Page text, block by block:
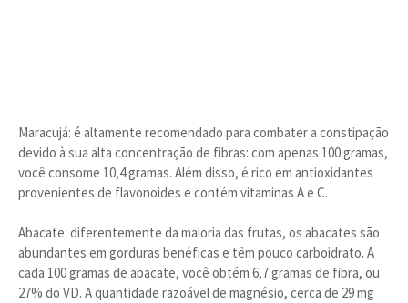
Maracujá: é altamente recomendado para combater a constipação
devido à sua alta concentração de fibras: com apenas 100 gramas,
você consome 10,4 gramas. Além disso, é rico em antioxidantes
provenientes de flavonoides e contém vitaminas A e C.
Abacate: diferentemente da maioria das frutas, os abacates são
abundantes em gorduras benéficas e têm pouco carboidrato. A
cada 100 gramas de abacate, você obtém 6,7 gramas de fibra, ou
27% do VD. A quantidade razoável de magnésio, cerca de 29 mg